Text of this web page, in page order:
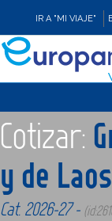
IR A "MI VIAJE"
Cotizar:
y de Laos
Cat. 2026-27 -